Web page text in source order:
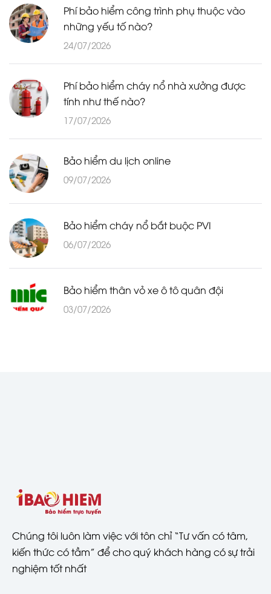
Phí bảo hiểm công trình phụ thuộc vào
những yếu tố nào?
24/07/2026
Phí bảo hiểm cháy nổ nhà xưởng được
tính như thế nào?
17/07/2026
Bảo hiểm du lịch online
09/07/2026
Bảo hiểm cháy nổ bắt buộc PVI
06/07/2026
Bảo hiểm thân vỏ xe ô tô quân đội
03/07/2026
Chúng tôi luôn làm việc với tôn chỉ “Tư vấn có tâm,
kiến thức có tầm” để cho quý khách hàng có sự trải
nghiệm tốt nhất